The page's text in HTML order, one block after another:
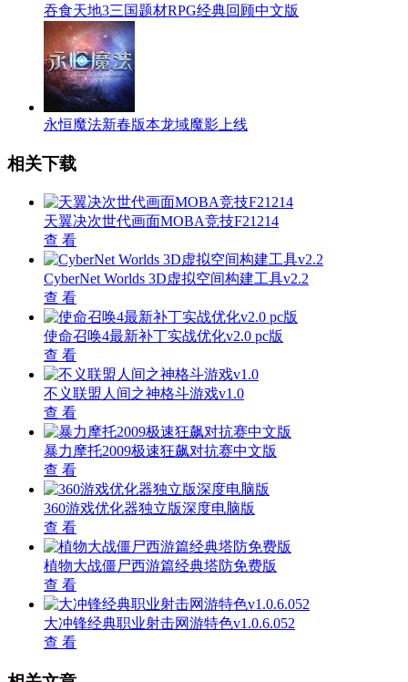
吞食天地3三国题材RPG经典回顾中文版
永恒魔法新春版本龙域魔影上线
相关下载
天翼决次世代画面MOBA竞技F21214
查 看
CyberNet Worlds 3D虚拟空间构建工具v2.2
查 看
使命召唤4最新补丁实战优化v2.0 pc版
查 看
不义联盟人间之神格斗游戏v1.0
查 看
暴力摩托2009极速狂飙对抗赛中文版
查 看
360游戏优化器独立版深度电脑版
查 看
植物大战僵尸西游篇经典塔防免费版
查 看
大冲锋经典职业射击网游特色v1.0.6.052
查 看